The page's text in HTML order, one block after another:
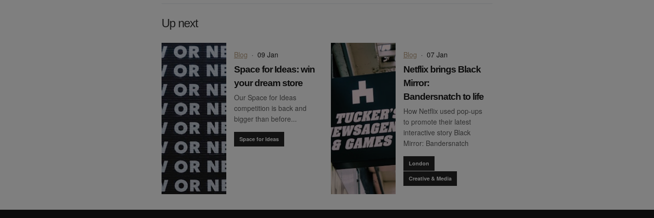
Up next
Blog · 09 Jan
Space for Ideas: win
your dream store
Our Space for Ideas
competition is back and
bigger than before...
Space for Ideas
Blog · 07 Jan
Netflix brings Black
Mirror:
Bandersnatch to life
How Netflix used pop-ups
to promote their latest
interactive story Black
Mirror: Bandersnatch
London
Creative & Media